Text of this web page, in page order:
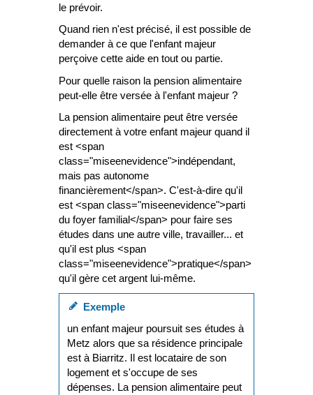
le prévoir.
Quand rien n'est précisé, il est possible de
demander à ce que l'enfant majeur
perçoive cette aide en tout ou partie.
Pour quelle raison la pension alimentaire
peut-elle être versée à l'enfant majeur ?
La pension alimentaire peut être versée
directement à votre enfant majeur quand il
est <span
class="miseenevidence">indépendant,
mais pas autonome
financièrement</span>. C'est-à-dire qu'il
est <span class="miseenevidence">parti
du foyer familial</span> pour faire ses
études dans une autre ville, travailler... et
qu'il est plus <span
class="miseenevidence">pratique</span>
qu'il gère cet argent lui-même.
Exemple
un enfant majeur poursuit ses études à
Metz alors que sa résidence principale
est à Biarritz. Il est locataire de son
logement et s'occupe de ses
dépenses. La pension alimentaire peut